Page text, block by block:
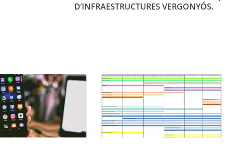
D’INFRAESTRUCTURES VERGONYÓS.